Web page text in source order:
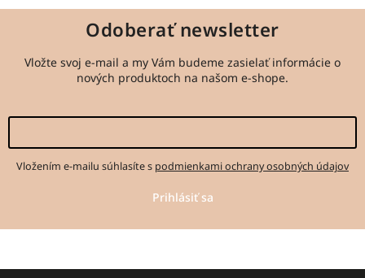
Odoberať newsletter
Vložte svoj e-mail a my Vám budeme zasielať informácie o
nových produktoch na našom e-shope.
Vložením e-mailu súhlasíte s podmienkami ochrany osobných údajov
Prihlásiť sa